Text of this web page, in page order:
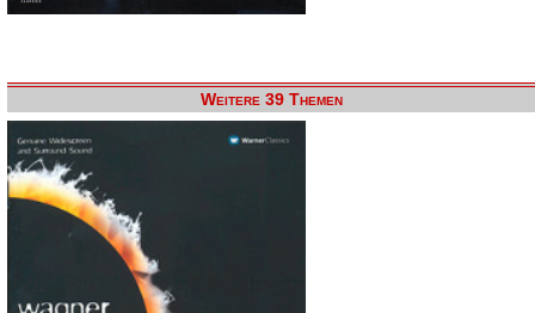
Weitere 39 Themen